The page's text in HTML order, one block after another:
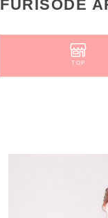
FURISODE
TOP